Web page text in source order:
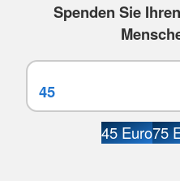
Spenden Sie
45 Euro75